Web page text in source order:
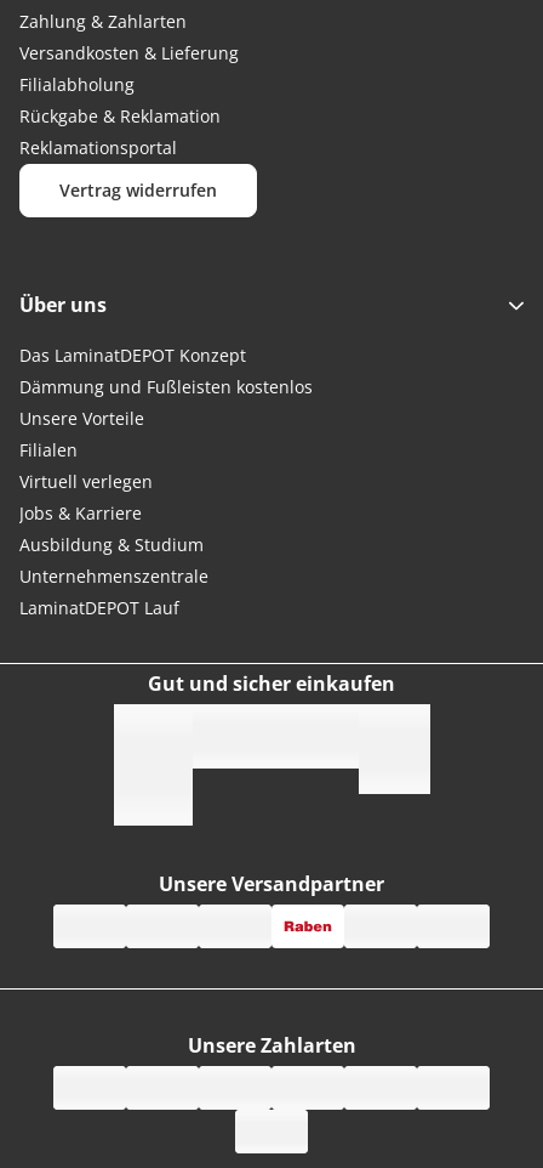
Zahlung & Zahlarten
Versandkosten & Lieferung
Filialabholung
Rückgabe & Reklamation
Reklamationsportal
Vertrag widerrufen
Über uns
Das LaminatDEPOT Konzept
Dämmung und Fußleisten kostenlos
Unsere Vorteile
Filialen
Virtuell verlegen
Jobs & Karriere
Ausbildung & Studium
Unternehmenszentrale
LaminatDEPOT Lauf
Gut und sicher einkaufen
Unsere Zahlarten
Unsere Versandpartner